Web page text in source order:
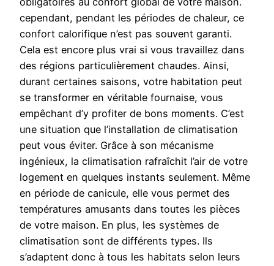
cependant, pendant les périodes de chaleur, ce
confort calorifique n’est pas souvent garanti.
Cela est encore plus vrai si vous travaillez dans
des régions particulièrement chaudes. Ainsi,
durant certaines saisons, votre habitation peut
se transformer en véritable fournaise, vous
empêchant d’y profiter de bons moments. C’est
une situation que l’installation de climatisation
peut vous éviter. Grâce à son mécanisme
ingénieux, la climatisation rafraîchit l’air de votre
logement en quelques instants seulement. Même
en période de canicule, elle vous permet des
températures amusants dans toutes les pièces
de votre maison. En plus, les systèmes de
climatisation sont de différents types. Ils
s’adaptent donc à tous les habitats selon leurs